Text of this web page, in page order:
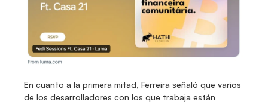
En cuanto a la primera mitad, Ferreira señaló que varios
de los desarrolladores con los que trabaja están